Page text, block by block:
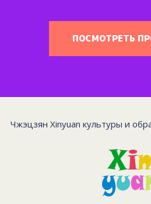
ПОСМОТРЕТЬ
Чжэцзян Xinyuan культуры и